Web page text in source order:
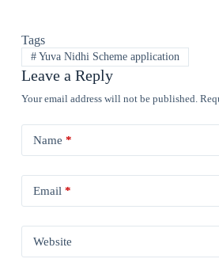
Tags
#Yuva Nidhi Scheme application
Leave a Reply
Your email address will not be published.
Name *
Email *
Website